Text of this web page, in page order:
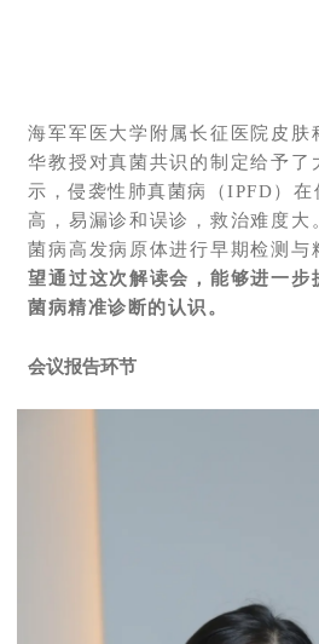
海军军医大学附属长征医院皮肤
华教授对真菌共识的制定给予了
示，侵袭性肺真菌病（IPFD）
高，易漏诊和误诊，救治难度大
菌病高发病原体进行早期检测与
望通过这次解读会，能够进一步
菌病精准诊断的认识。
会议报告环节